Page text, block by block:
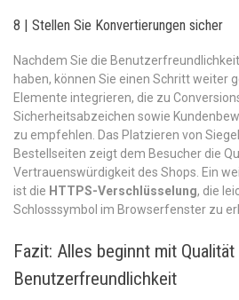
8 | Stellen Sie Konvertierungen sicher
Nachdem Sie die
haben, können Sie einen Schritt weiter
Elemente integrieren, die zu
Sicherheitsabzeichen sowie
zu empfehlen. Das Platzieren von
Bestellseiten zeigt dem Besucher die
Vertrauenswürdigkeit des Shops. Ein
ist die HTTPS-Verschlüsselung, die
Schlosssymbol im Browserfenster zu
Fazit: Alles beginnt mit Qualität
Benutzerfreundlichkeit